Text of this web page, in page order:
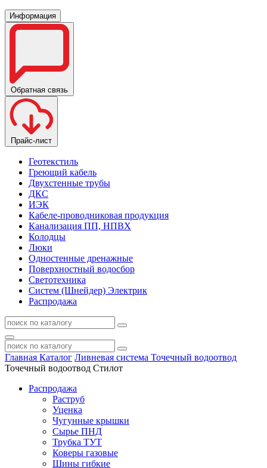
Информация
Обратная связь
Прайс-лист
Геотекстиль
Греющий кабель
Двухстенные трубы
ДКС
ИЭК
Кабеле-проводниковая продукция
Канализация ПП, НПВХ
Колодцы
Люки
Одностенные дренажные
Поверхностный водосбор
Светотехника
Систем (Шнейдер) Электрик
Распродажа
Главная Каталог Ливневая система Точечный водоотвод
Точечный водоотвод Стилот
Распродажа
Раструб
Уценка
Чугунные крышки
Сырье ПНД
Трубка ТУТ
Коверы газовые
Шины гибкие